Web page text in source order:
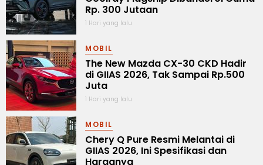
Rp. 300 Jutaan
1 Hari yang lalu
MOBIL
The New Mazda CX-30 CKD Hadir
di GIIAS 2026, Tak Sampai Rp.500
Juta
1 Hari yang lalu
MOBIL
Chery Q Pure Resmi Melantai di
GIIAS 2026, Ini Spesifikasi dan
Harganya